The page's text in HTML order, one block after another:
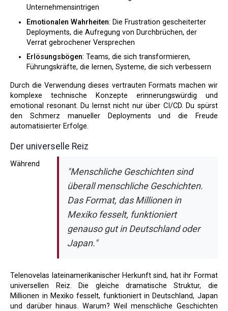
Unternehmensintrigen
Emotionalen Wahrheiten: Die Frustration gescheiterter
Deployments, die Aufregung von Durchbrüchen, der
Verrat gebrochener Versprechen
Erlösungsbögen: Teams, die sich transformieren,
Führungskräfte, die lernen, Systeme, die sich verbessern
Durch die Verwendung dieses vertrauten Formats machen wir
komplexe technische Konzepte erinnerungswürdig und
emotional resonant. Du lernst nicht nur über CI/CD. Du spürst
den Schmerz manueller Deployments und die Freude
automatisierter Erfolge.
Der universelle Reiz
"Menschliche Geschichten sind
überall menschliche Geschichten.
Das Format, das Millionen in
Mexiko fesselt, funktioniert
genauso gut in Deutschland oder
Japan."
Während
Telenovelas lateinamerikanischer Herkunft sind, hat ihr Format
universellen Reiz. Die gleiche dramatische Struktur, die
Millionen in Mexiko fesselt, funktioniert in Deutschland, Japan
und darüber hinaus. Warum? Weil menschliche Geschichten